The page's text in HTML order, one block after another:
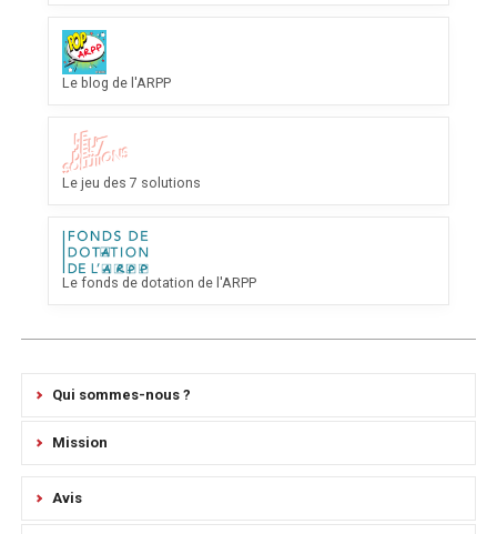
Découvrir : Le blog de l'ARPP
Le blog de l'ARPP
Découvrir : Le jeu des 7 solutions
Le jeu des 7 solutions
Découvrir : Le fonds de dotation de l'ARPP
Le fonds de dotation de l'ARPP
Qui sommes-nous ?
Mission
Avis